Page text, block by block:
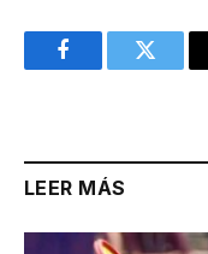
FacebookTwitter
LEER MÁS